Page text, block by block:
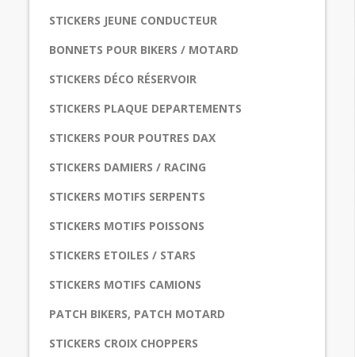
STICKERS JEUNE CONDUCTEUR
BONNETS POUR BIKERS / MOTARD
STICKERS DÉCO RÉSERVOIR
STICKERS PLAQUE DEPARTEMENTS
STICKERS POUR POUTRES DAX
STICKERS DAMIERS / RACING
STICKERS MOTIFS SERPENTS
STICKERS MOTIFS POISSONS
STICKERS ETOILES / STARS
STICKERS MOTIFS CAMIONS
PATCH BIKERS, PATCH MOTARD
STICKERS CROIX CHOPPERS